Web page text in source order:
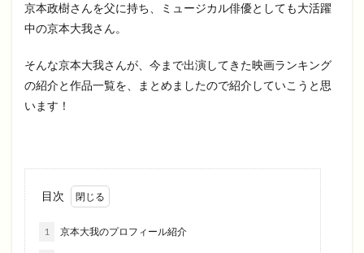
京本政樹さんを父に持ち、ミュージカル俳優としても大活躍
中の京本大我さん。
そんな京本大我さんが、今まで出演してきた映画ランキング
の紹介と作品一覧を、まとめましたので紹介していこうと思
います！
目次
1 京本大我のプロフィール紹介